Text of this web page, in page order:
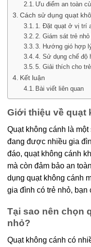
Ưu điểm an toàn
Cách sử dụng quạt
1. Đặt quạt ở vị trí
2. Giám sát trẻ
3. Hướng gió hợp
4. Sử dụng chế độ
5. Giải thích cho
Kết luận
Bài viết liên quan
Giới thiệu về quạt
Quạt không cánh là
đang được nhiều gia
đáo, quạt không cánh
mà còn đảm bảo an
dụng quạt không cánh
gia đình có trẻ nhỏ, bạn
Tại sao nên chọn
nhỏ?
Quạt không cánh có